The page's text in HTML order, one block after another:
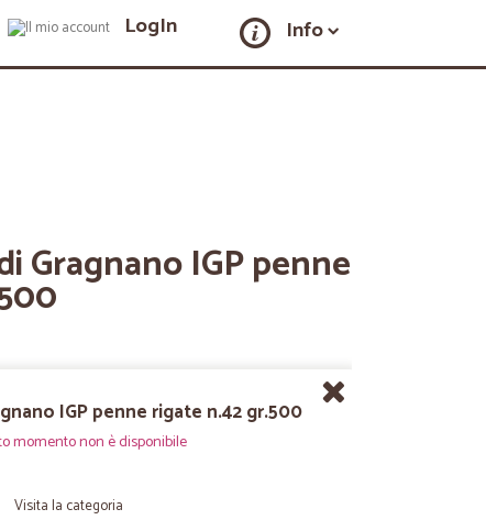
LogIn Info
Gragnano IGP penne
IGP penne rigate n.42 gr.500
momento non è disponibile
Visita la categoria